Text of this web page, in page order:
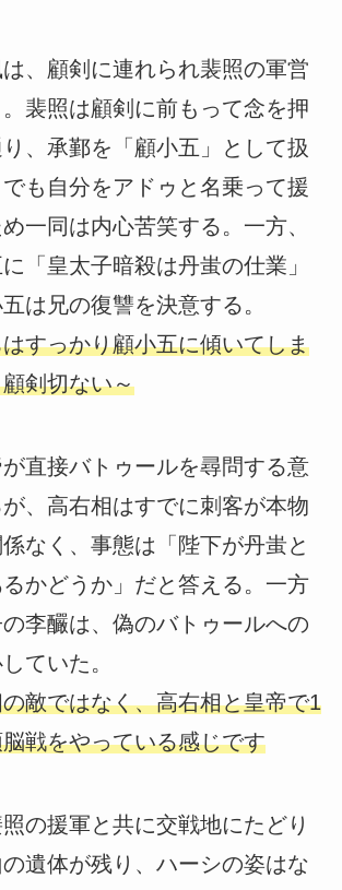
、顧剣に連れられ裴照の軍営
裴照は顧剣に前もって念を押
、承鄞を「顧小五」として扱
も自分をアドゥと名乗って援
一同は内心苦笑する。一方、
「皇太子暗殺は丹蚩の仕業」
は兄の復讐を決意する。
すっかり顧小五に傾いてしま
剣切ない～
直接バトゥールを尋問する意
、高右相はすでに刺客が本物
なく、事態は「陛下が丹蚩と
かどうか」だと答える。一方
李釅は、偽のバトゥールへの
ていた。
敵ではなく、高右相と皇帝で1
戦をやっている感じです
の援軍と共に交戦地にたどり
遺体が残り、ハーシの姿はな